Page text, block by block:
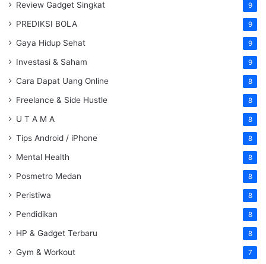
Review Gadget Singkat 9
PREDIKSI BOLA 9
Gaya Hidup Sehat 9
Investasi & Saham 9
Cara Dapat Uang Online 8
Freelance & Side Hustle 8
U T A M A 8
Tips Android / iPhone 8
Mental Health 8
Posmetro Medan 8
Peristiwa 8
Pendidikan 8
HP & Gadget Terbaru 8
Gym & Workout 7